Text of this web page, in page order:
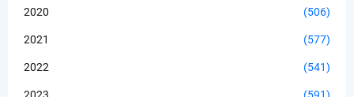
2020 (506)
2021 (577)
2022 (541)